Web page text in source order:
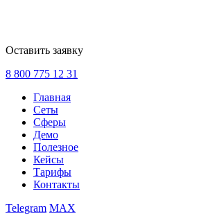
Оставить заявку
8 800 775 12 31
Главная
Сеты
Сферы
Демо
Полезное
Кейсы
Тарифы
Контакты
Telegram MAX